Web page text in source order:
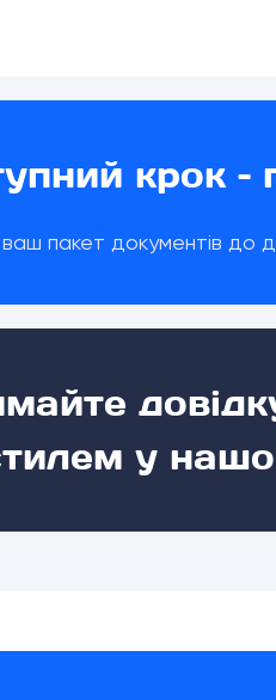
крок –
пакет документів до
у